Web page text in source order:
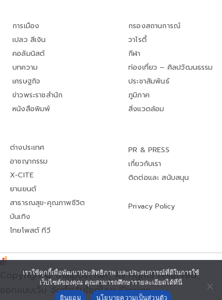
การเมือง
เปลว สีเงิน
คอลัมนิสต์
บทความ
เศรษฐกิจ
ข่าวพระราชสำนัก
หนังสือพิมพ์
กรองสถานการณ์
วาไรตี้
กีฬา
ท่องเที่ยว – ศิลปวัฒนธรรม
ประชาสัมพันธ์
ภูมิภาค
สิ่งแวดล้อม
ต่างประเทศ
อาชญากรรม
X-CITE
ยานยนต์
สาธารณสุข-คุณภาพชีวิต
บันเทิง
ไทยโพสต์ ทีวี
PR & PRESS
เกี่ยวกับเรา
ติดต่อและ สนับสนุน
Privacy Policy
Copyright© thaipost.net, All rights reserved.,
ออกแบบเว็บ จัดทำเว็บไซต์โดย iDesign
เราใช้คุกกี้เพื่อพัฒนาประสิทธิภาพ และประสบการณ์ที่ดีในการใช้
เว็บไซต์ของคุณ คุณสามารถศึกษารายละเอียดได้ที่นี่
ยินยอม
นโยบายความเป็นส่วนตัว